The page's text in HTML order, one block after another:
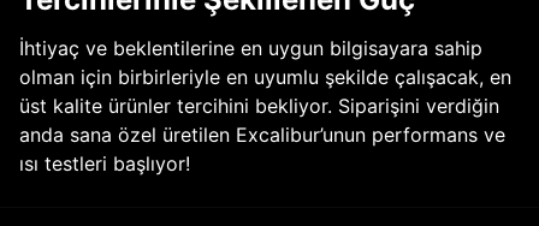
İhtiyaç ve beklentilerine en uygun bilgisayara sahip
olman için birbirleriyle en uyumlu şekilde çalışacak, en
üst kalite ürünler tercihini bekliyor. Siparişini verdiğin
anda sana özel üretilen Excalibur’unun performans ve
ısı testleri başlıyor!